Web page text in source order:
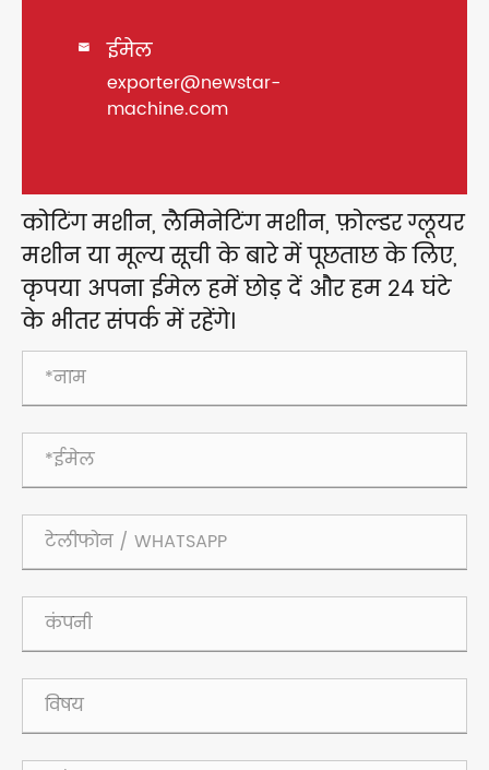
 ईमेल
exporter@newstar-
machine.com
कोटिंग मशीन, लैमिनेटिंग मशीन, फ़ोल्डर ग्लूयर
मशीन या मूल्य सूची के बारे में पूछताछ के लिए,
कृपया अपना ईमेल हमें छोड़ दें और हम 24 घंटे
के भीतर संपर्क में रहेंगे।